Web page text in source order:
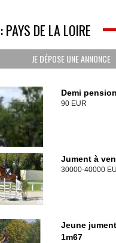
PAYS DE LA LOIRE
JE DÉPOSE UNE ANNONCE
Demi
90 EUR
Jument à
30000-40000
Jeune
1m67